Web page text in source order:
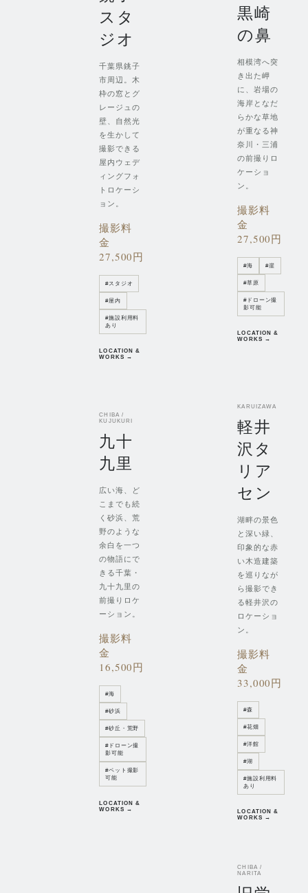
スタ
ジオ
千葉県銚子
市周辺。木
枠の窓とグ
レージュの
壁、自然光
を生かして
撮影できる
屋内ウェデ
ィングフォ
トロケーシ
ョン。
撮影料
金
27,500円
#スタジオ
#屋内
#施設利用料
あり
LOCATION &
WORKS →
黒崎
の鼻
相模湾へ突
き出た岬
に、岩場の
海岸となだ
らかな草地
が重なる神
奈川・三浦
の前撮りロ
ケーショ
ン。
撮影料
金
27,500円
#海 #崖
#草原
# ドローン撮
影可能
LOCATION &
WORKS →
CHIBA /
KUJUKURI
九十
九里
広い海、ど
こまでも続
く砂浜、荒
野のような
余白を一つ
の物語にで
きる千葉・
九十九里の
前撮りロケ
ーション。
撮影料
金
16,500円
#海
#砂浜
#砂丘・荒野
# ドローン撮
影可能
#ペット撮影
可能
LOCATION &
WORKS →
KARUIZAWA
軽井
沢タ
リア
セン
湖畔の景色
と深い緑、
印象的な赤
い木造建築
を巡りなが
ら撮影でき
る軽井沢の
ロケーショ
ン。
撮影料
金
33,000円
#森
#花畑
#洋館
#湖
#施設利用料
あり
LOCATION &
WORKS →
CHIBA /
NARITA